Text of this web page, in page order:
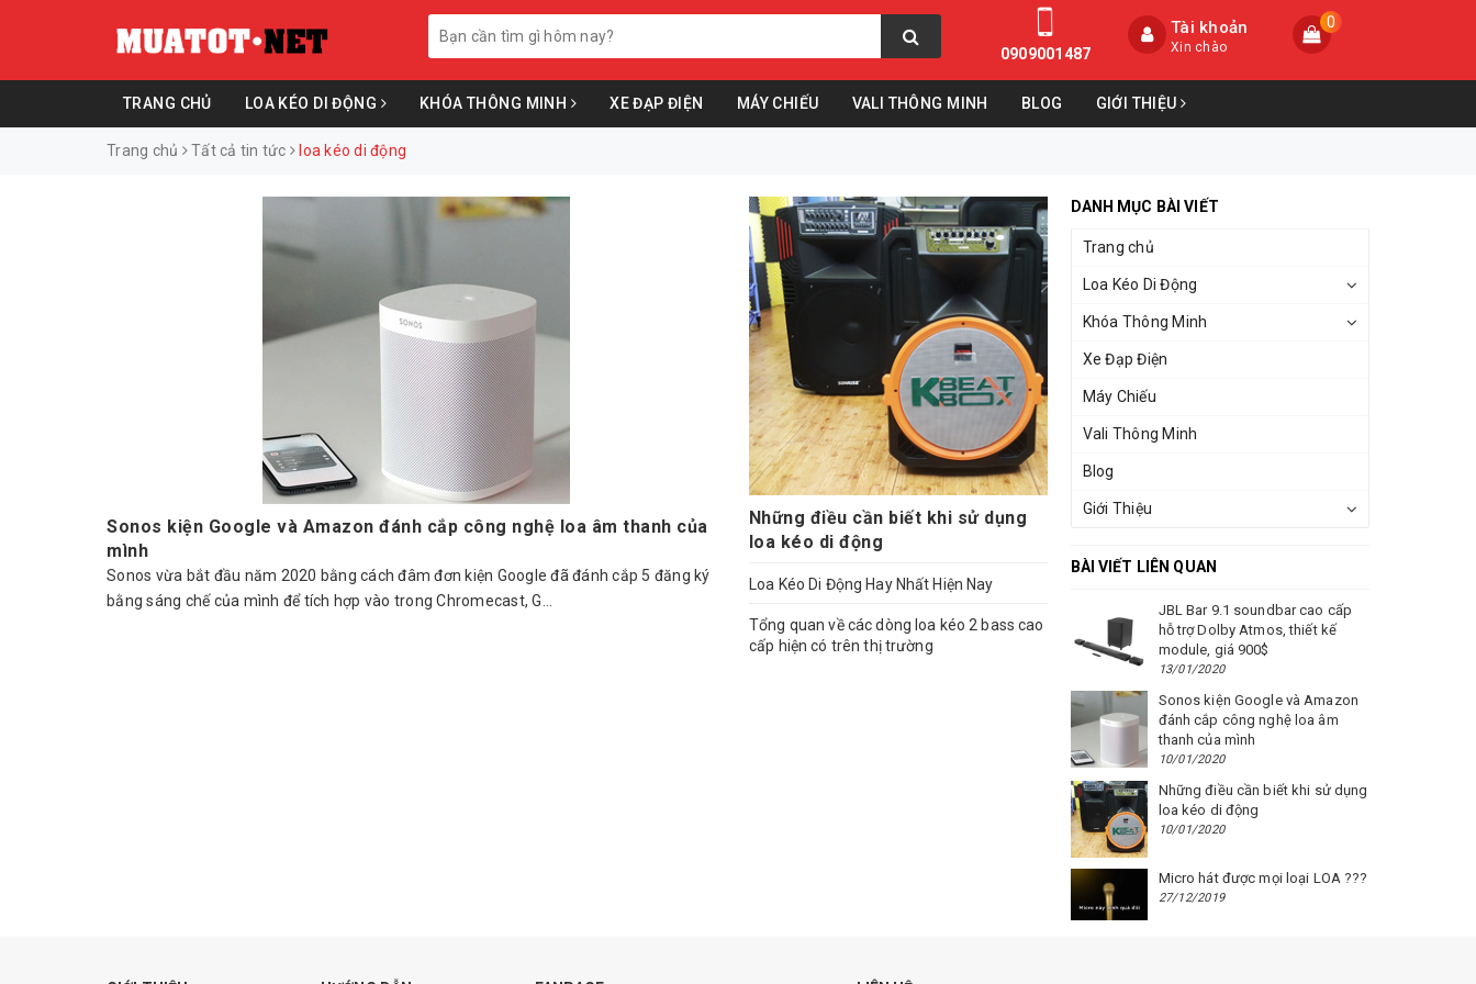
0909001487
Tài khoản
Xin chào
0
TRANG CHỦ LOA KÉO DI ĐỘNG KHÓA THÔNG MINH XE ĐẠP ĐIỆN MÁY CHIẾU VALI THÔNG MINH BLOG GIỚI THIỆU
Trang chủ Tất cả tin tức loa kéo di động
Sonos kiện Google và Amazon đánh cắp công nghệ loa âm thanh của
mình
Sonos vừa bắt đầu năm 2020 bằng cách đâm đơn kiện Google đã đánh cắp 5 đăng ký
bằng sáng chế của mình để tích hợp vào trong Chromecast, G...
Những điều cần biết khi sử dụng
loa kéo di động
Loa Kéo Di Động Hay Nhất Hiện Nay
Tổng quan về các dòng loa kéo 2 bass cao
cấp hiện có trên thị trường
DANH MỤC BÀI VIẾT
Trang chủ
Loa Kéo Di Động
Khóa Thông Minh
Xe Đạp Điện
Máy Chiếu
Vali Thông Minh
Blog
Giới Thiệu
BÀI VIẾT LIÊN QUAN
JBL Bar 9.1 soundbar cao cấp
hỗ trợ Dolby Atmos, thiết kế
module, giá 900$
13/01/2020
Sonos kiện Google và Amazon
đánh cắp công nghệ loa âm
thanh của mình
10/01/2020
Những điều cần biết khi sử dụng
loa kéo di động
10/01/2020
Micro hát được mọi loại LOA ???
27/12/2019